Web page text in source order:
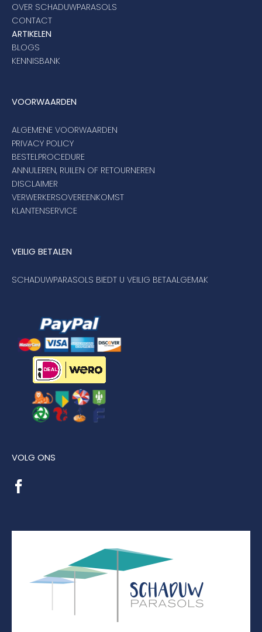
OVER SCHADUWPARASOLS
CONTACT
ARTIKELEN
BLOGS
KENNISBANK
VOORWAARDEN
ALGEMENE VOORWAARDEN
PRIVACY POLICY
BESTELPROCEDURE
ANNULEREN, RUILEN OF RETOURNEREN
DISCLAIMER
VERWERKERSOVEREENKOMST
KLANTENSERVICE
VEILIG BETALEN
SCHADUWPARASOLS BIEDT U VEILIG BETAALGEMAK
VOLG ONS